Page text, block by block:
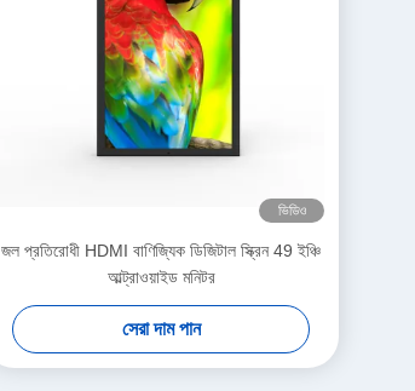
ভিডিও
জল প্রতিরোধী HDMI বাণিজ্যিক ডিজিটাল স্ক্রিন 49 ইঞ্চি
আল্ট্রাওয়াইড মনিটর
সেরা দাম পান